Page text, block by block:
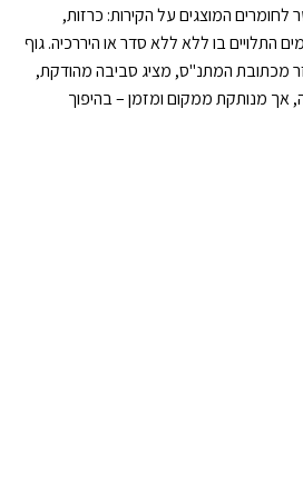
לחומרים המוצגים על הקירות: כרזות,
התלויים בו ללא ללא סדר או היררכיה. גוף
מכתובת המתנ"ס, מציג סביבה מהודקת,
אך מנותקת ממקום ומזמן – בהיפוך